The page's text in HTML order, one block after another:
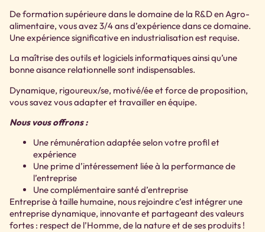
De formation supérieure dans le domaine de la R&D en Agro-
alimentaire, vous avez 3/4 ans d’expérience dans ce domaine.
Une expérience significative en industrialisation est requise.
La maîtrise des outils et logiciels informatiques ainsi qu’une
bonne aisance relationnelle sont indispensables.
Dynamique, rigoureux/se, motivé/ée et force de proposition,
vous savez vous adapter et travailler en équipe.
Nous vous offrons :
Une rémunération adaptée selon votre profil et
expérience
Une prime d’intéressement liée à la performance de
l’entreprise
Une complémentaire santé d’entreprise
Entreprise à taille humaine, nous rejoindre c’est intégrer une
entreprise dynamique, innovante et partageant des valeurs
fortes : respect de l’Homme, de la nature et de ses produits !